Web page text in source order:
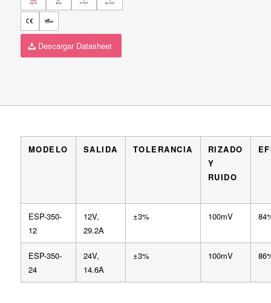
Descargar Datasheet
MODELO SALIDA TOLERANCIA
RIZADO
Y
RUIDO
ESP-350-
12
12V,
29.2A
±3% 100mV
ESP-350-
24
24V,
14.6A
±3% 100mV